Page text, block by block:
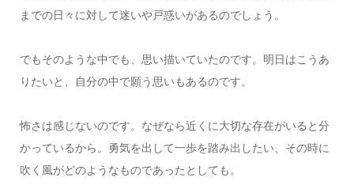
までの日々に対して迷いや戸惑いがあるのでしょう。
でもそのような中でも、思い描いていたのです。明日はこうあ
りたいと、自分の中で願う思いもあるのです。
怖さは感じないのです。なぜなら近くに大切な存在がいると分
かっているから。勇気を出して一歩を踏み出したい、その時に
吹く風がどのようなものであったとしても。